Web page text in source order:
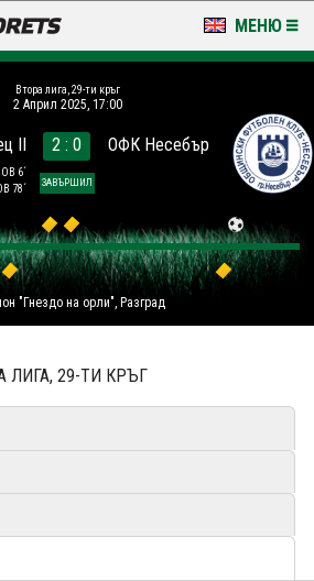
МЕНЮ
Втора лига, 29-ти кръг
2 Април 2025, 17:00
II
6´
78´
2 : 0
ЗАВЪРШИЛ
ОФК Несебър
"Гнездо на орли", Разград
ЛИГА, 29-ТИ КРЪГ